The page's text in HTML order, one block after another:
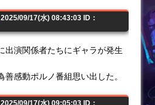
09/17(水) 08:43:03 ID：
出演関係者たちにギャラが発生
感動ポルノ番組思い出した。